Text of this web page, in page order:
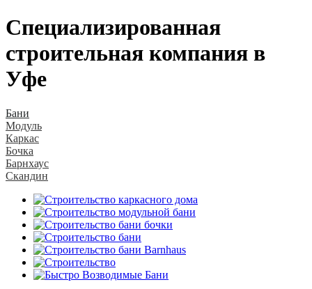
Специализированная
строительная компания в
Уфе
Бани
Модуль
Каркас
Бочка
Барнхаус
Скандин